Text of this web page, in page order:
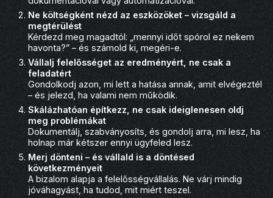
Ne költségként nézd az eszközöket – vizsgáld a
megtérülést
Kérdezd meg magadtól: „mennyi időt spórol ez nekem
havonta?” – és számold ki, megéri-e.
Vállalj felelősséget az eredményért, ne csak a
feladatért
Gondolkodj azon, mi lett a hatása annak, amit elvégeztél
– és jelezd, ha valami nem működik.
Skálázhatóan építkezz, ne csak ideiglenesen oldj
meg problémákat
Dokumentálj, szabványosíts, és gondolj arra, mi lesz, ha
holnap már kétszer ennyi ügyfeled lesz.
Merj dönteni – és vállald is a döntésed
következményeit
A bizalom alapja a felelősségvállalás. Ne várj mindig
jóváhagyást, ha tudod, mit miért teszel.